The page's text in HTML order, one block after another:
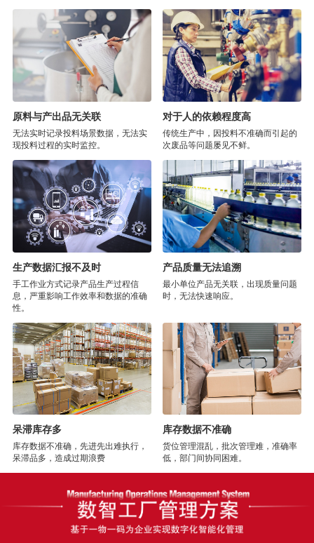
原料与产出品无关联
无法实时记录投料场景数据，无法实
现投料过程的实时监控。
对于人的依赖程度高
传统生产中，因投料不准确而引起的
次废品等问题屡见不鲜。
生产数据汇报不及时
手工作业方式记录产品生产过程信
息，严重影响工作效率和数据的准确
性。
产品质量无法追溯
最小单位产品无关联，出现质量问题
时，无法快速响应。
呆滞库存多
库存数据不准确，先进先出难执行，
呆滞品多，造成过期浪费
库存数据不准确
货位管理混乱，批次管理难，准确率
低，部门间协同困难。